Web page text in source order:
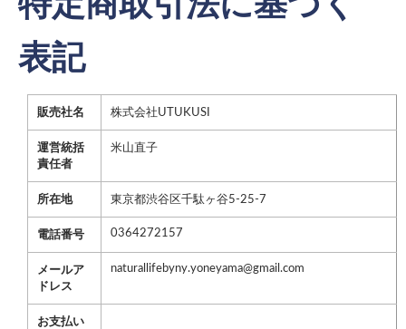
表記
販売社名 株式会社UTUKUSI
運営統括
責任者
米山直子
所在地 東京都渋谷区千駄ヶ谷5-25-7
電話番号 0364272157
メールア
ドレス
naturallifebyny.yoneyama@gmail.com
お支払い